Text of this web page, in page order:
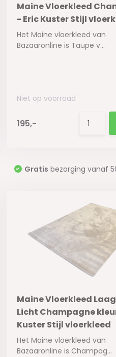
Maine Vloerkleed
- Eric Kuster Stijl
Het Maine vloerkleed van
Bazaaronline is Taupe v...
Niet op voorraad
195,-
Gratis bezorging vanaf
Maine Vloerkleed
Licht Champagne
Kuster Stijl vloerkleed
Het Maine vloerkleed van
Bazaaronline is Champag...